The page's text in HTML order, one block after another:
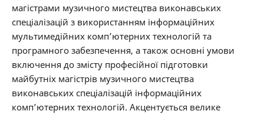
магістрами музичного мистецтва виконавських
спеціалізацій з використанням інформаційних
мультимедійних комп’ютерних технологій та
програмного забезпечення, а також основні умови
включення до змісту професійної підготовки
майбутніх магістрів музичного мистецтва
виконавських спеціалізацій інформаційних
комп’ютерних технологій. Акцентується велике